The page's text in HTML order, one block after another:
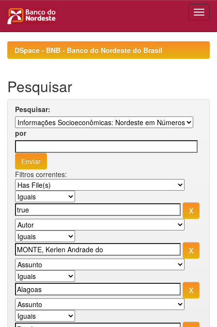
navigationDSpace - BNB - Banco do Nordeste do Brasil
Pesquisar
Pesquisar:
por
Filtros correntes: